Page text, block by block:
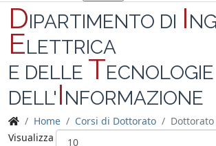
DIPARTIMENTO DI I
ELETTRICA
E DELLE TECNOLOGIE
DELL'INFORMAZIONE
Home Corsi di Dottorato
Dottorato
Visualizza